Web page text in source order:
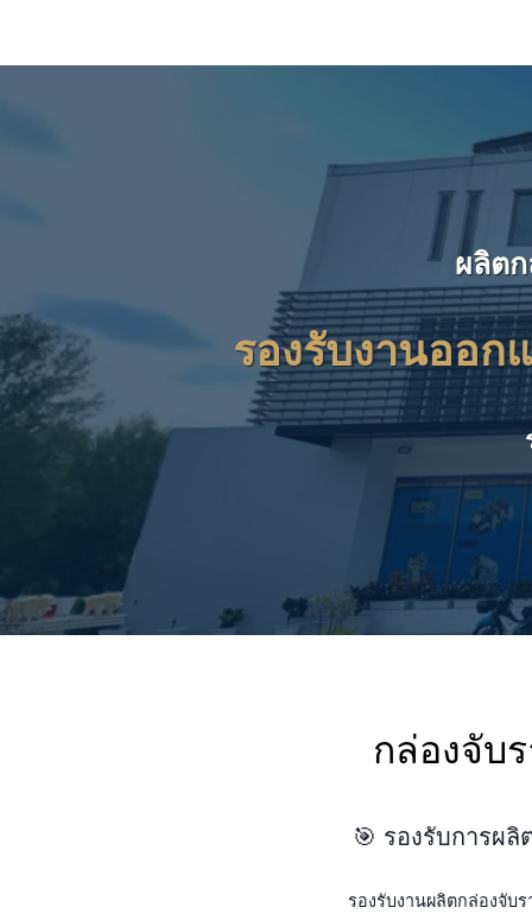
ผลิตก
รองรับงานออ
กล่องจับ
🎯 รองรับการผ
รองรับงานผลิตกล่องจับ